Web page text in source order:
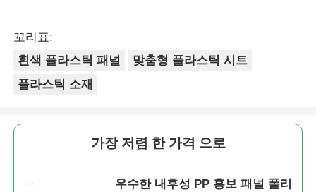
꼬리표:
흰색 플라스틱 패널
맞춤형 플라스틱 시트
플라스틱 소재
가장 저렴 한 가격 으로
우수한 내후성 PP 홍보 패널 폴리